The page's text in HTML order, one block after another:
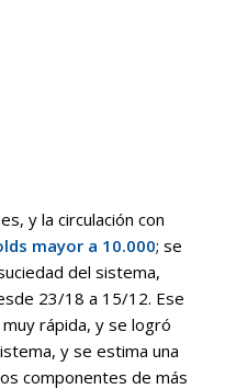
y la circulación con
mayor a 10.000; se
del sistema,
23/18 a 15/12. Ese
rápida, y se logró
y se estima una
componentes de más